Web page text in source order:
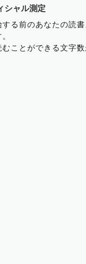
シャル測定
る前のあなたの読書
ことができる文字